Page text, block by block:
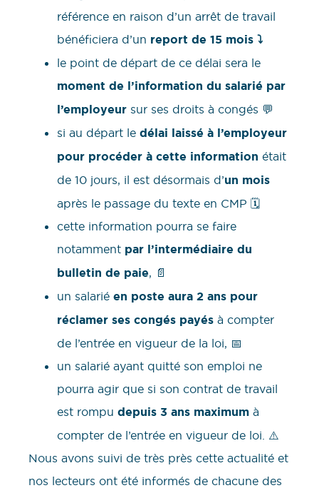
référence en raison d’un arrêt de travail
bénéficiera d’un report de 15 mois ⤵️
le point de départ de ce délai sera le
moment de l’information du salarié par
l’employeur sur ses droits à congés 💬
si au départ le délai laissé à l’employeur
pour procéder à cette information était
de 10 jours, il est désormais d’un mois
après le passage du texte en CMP 🗓️
cette information pourra se faire
notamment par l’intermédiaire du
bulletin de paie, 📄
un salarié en poste aura 2 ans pour
réclamer ses congés payés à compter
de l’entrée en vigueur de la loi, 📅
un salarié ayant quitté son emploi ne
pourra agir que si son contrat de travail
est rompu depuis 3 ans maximum à
compter de l’entrée en vigueur de loi. ⚠️
Nous avons suivi de très près cette actualité et
nos lecteurs ont été informés de chacune des